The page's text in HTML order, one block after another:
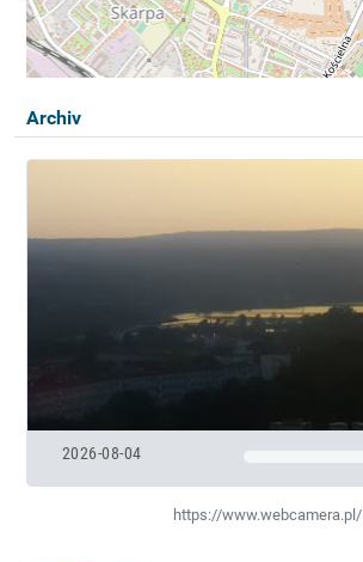
Archiv
2026-08-04
https://www.webcamera.pl/